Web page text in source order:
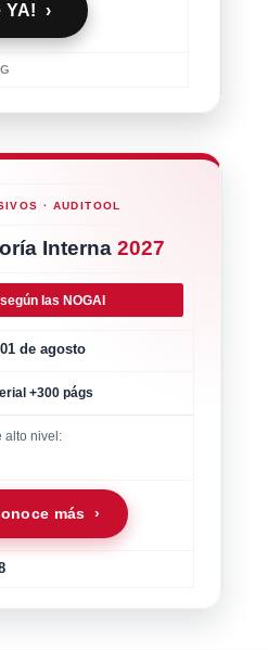
YA! ›
· AUDITOOL
Interna 2027
las NOGAI
de agosto
+300 págs
alto nivel:
más ›